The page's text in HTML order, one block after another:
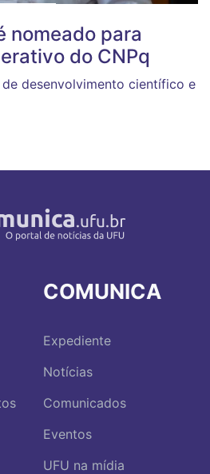
nomeado para
do CNPq
desenvolvimento científico e
COMUNICA
Expediente
Notícias
Comunicados
Eventos
UFU na mídia